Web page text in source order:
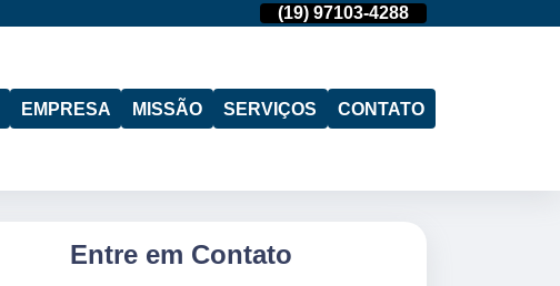
(19) 97103-4288
EMPRESA MISSÃO SERVIÇOS CONTATO
Entre em Contato